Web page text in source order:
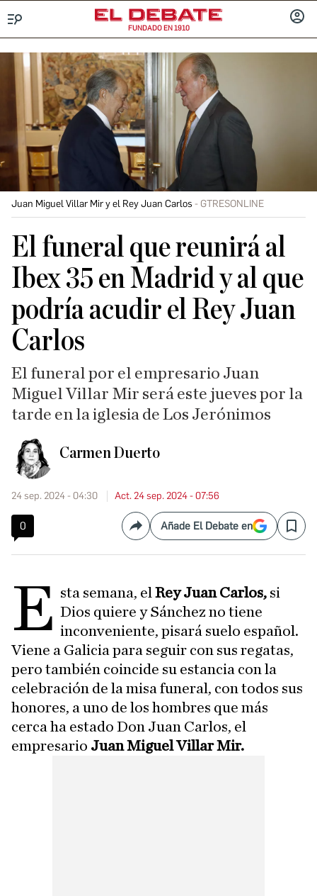
FUNDADO EN 1910
Juan Miguel Villar Mir y el Rey Juan Carlos GTRESONLINE
El funeral que reunirá al
Ibex 35 en Madrid y al que
podría acudir el Rey Juan
Carlos
El funeral por el empresario Juan
Miguel Villar Mir será este jueves por la
tarde en la iglesia de Los Jerónimos
Carmen Duerto
24 sep. 2024 - 04:30 Act. 24 sep. 2024 - 07:56
0 CompartirAñade El Debate en Save
E sta semana, elRey Juan Carlos, si
Dios quiere y Sánchez no tiene
inconveniente, pisará suelo español.
Viene a Galicia para seguir con sus regatas,
pero también coincide su estancia con la
celebración de la misa funeral, con todos sus
honores, a uno de los hombres que más
cerca ha estado Don Juan Carlos, el
empresario Juan Miguel Villar Mir.